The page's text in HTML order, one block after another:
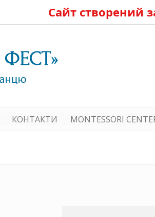
Сайт створений
КОНТАКТИ MONTESSORI